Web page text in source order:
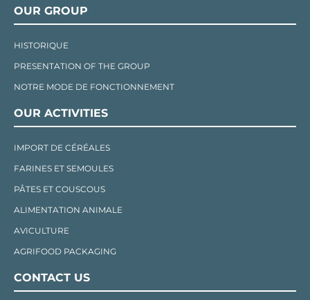
OUR GROUP
HISTORIQUE
PRESENTATION OF THE GROUP
NOTRE MODE DE FONCTIONNEMENT
OUR ACTIVITIES
IMPORT DE CÉRÉALES
FARINES ET SEMOULES
PÂTES ET COUSCOUS
ALIMENTATION ANIMALE
AVICULTURE
AGRIFOOD PACKAGING
CONTACT US